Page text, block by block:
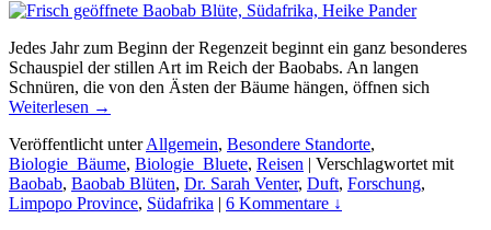
Jedes Jahr zum Beginn der Regenzeit beginnt ein ganz besonderes
Schauspiel der stillen Art im Reich der Baobabs. An langen
Schnüren, die von den Ästen der Bäume hängen, öffnen sich
Weiterlesen →
Veröffentlicht unterAllgemein, Besondere Standorte,
Biologie_Bäume, Biologie_Bluete, Reisen | Verschlagwortet mit
Baobab, Baobab Blüten, Dr. Sarah Venter, Duft, Forschung,
Limpopo Province, Südafrika | 6 Kommentare ↓